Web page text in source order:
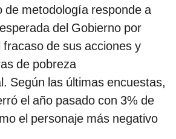
de metodología responde a
del Gobierno por
de sus acciones y
de pobreza
Según las últimas encuestas,
el año pasado con 3% de
el personaje más negativo